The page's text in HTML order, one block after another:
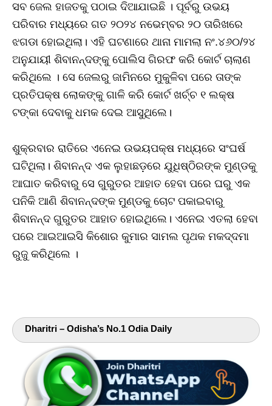
ସବ ଜେଲ ହାଜତକୁ ପଠାଇ ଦିଆଯାଇଛି । ପୂର୍ବରୁ ଉଭୟ
ପରିବାର ମଧ୍ୟରେ ଗତ ୨୦୨୪ ନଭେମ୍ବର ୨୦ ତାରିଖରେ
ଝଗଡା ହୋଇଥିଲା। ଏହି ଘଟଣାରେ ଥାନା ମାମଲା ନଂ.୪୬୦/୨୪
ଅନୁଯାୟୀ ଶିବାନନ୍ଦଙ୍କୁ ପୋଲିସ ଗିରଫ କରି କୋର୍ଟ ଚାଲାଣ
କରିଥିଲେ । ସେ ଜେଲରୁ ଜାମିନରେ ମୁକୁଳିବା ପରେ ତାଙ୍କ
ପ୍ରତିପକ୍ଷ ଲୋକଙ୍କୁ ଗାଳି କରି କୋର୍ଟ ଖର୍ଚ୍ଚ ୧ ଲକ୍ଷ
ଟଙ୍କା ଦେବାକୁ ଧମକ ଦେଇ ଆସୁଥିଲେ।
ଶୁକ୍ରବାର ରାତିରେ ଏନେଇ ଉଭୟପକ୍ଷ ମଧ୍ୟରେ ସଂଘର୍ଷ
ଘଟିଥିଲା। ଶିବାନନ୍ଦ ଏକ ଲୁହାଛଡ଼ରେ ଯୁଧିଷ୍ଠିରଙ୍କ ମୁଣ୍ଡକୁ
ଆଘାତ କରିବାରୁ ସେ ଗୁରୁତର ଆହାତ ହେବା ପରେ ଘରୁ ଏକ
ପନିକି ଆଣି ଶିବାନନ୍ଦଙ୍କ ମୁଣ୍ଡକୁ ଚୋଟ ପକାଇବାରୁ
ଶିବାନନ୍ଦ ଗୁରୁତର ଆହାତ ହୋଇଥିଲେ। ଏନେଇ ଏତଲା ହେବା
ପରେ ଆଇଆଇସି କିଶୋର କୁମାର ସାମଲ ପୃଥକ ମକଦ୍ଦମା
ରୁଜୁ କରିଥିଲେ ।
Dharitri – Odisha’s No.1 Odia Daily